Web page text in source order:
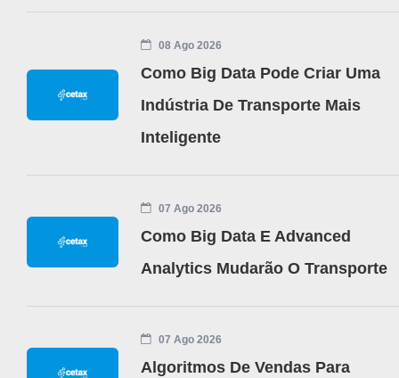
08 Ago 2026
Como Big Data Pode Criar Uma
Indústria De Transporte Mais
Inteligente
07 Ago 2026
Como Big Data E Advanced
Analytics Mudarão O Transporte
07 Ago 2026
Algoritmos De Vendas Para